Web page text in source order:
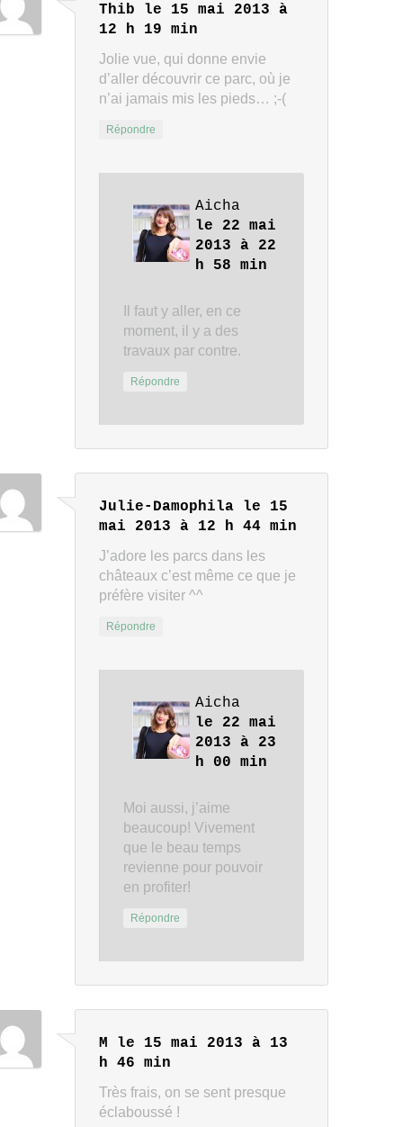
Thib
le 15 mai 2013 à
12 h 19 min
Jolie vue, qui donne envie
d’aller découvrir ce parc, où je
n’ai jamais mis les pieds… ;-(
Répondre
Aicha
le 22 mai
2013 à 22
h 58 min
Il faut y aller, en ce
moment, il y a des
travaux par contre.
Répondre
Julie-Damophila
le 15
mai 2013 à 12 h 44 min
J’adore les parcs dans les
châteaux c’est même ce que je
préfère visiter ^^
Répondre
Aicha
le 22 mai
2013 à 23
h 00 min
Moi aussi, j’aime
beaucoup! Vivement
que le beau temps
revienne pour pouvoir
en profiter!
Répondre
M
le 15 mai 2013 à 13
h 46 min
Très frais, on se sent presque
éclaboussé !